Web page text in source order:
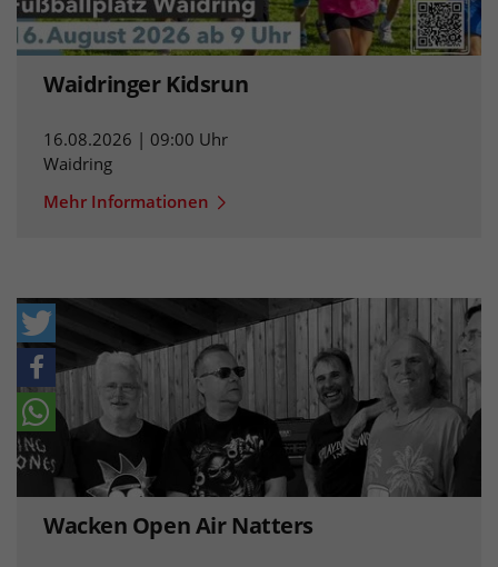
Waidringer Kidsrun
16.08.2026 | 09:00 Uhr
Waidring
Mehr Informationen
Wacken Open Air Natters